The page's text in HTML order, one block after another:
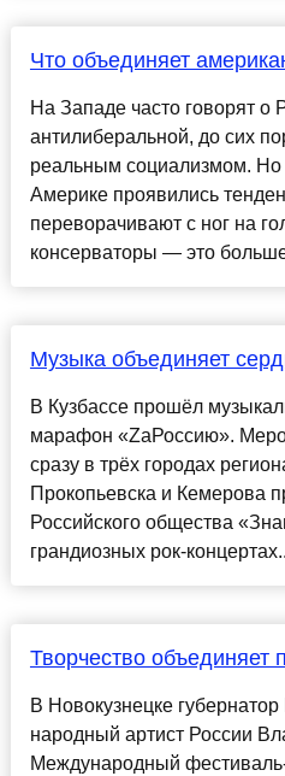
Что объединяет
На Западе часто говорят о
антилиберальной, до сих
реальным социализмом. Но
Америке проявились
переворачивают с ног на
консерваторы — это
Музыка объединяет
В Кузбассе прошёл
марафон «ZaРоссию».
сразу в трёх городах
Прокопьевска и Кемерова
Российского общества
грандиозных рок-
Творчество объединяет
В Новокузнецке
народный артист России
Международный фестиваль-